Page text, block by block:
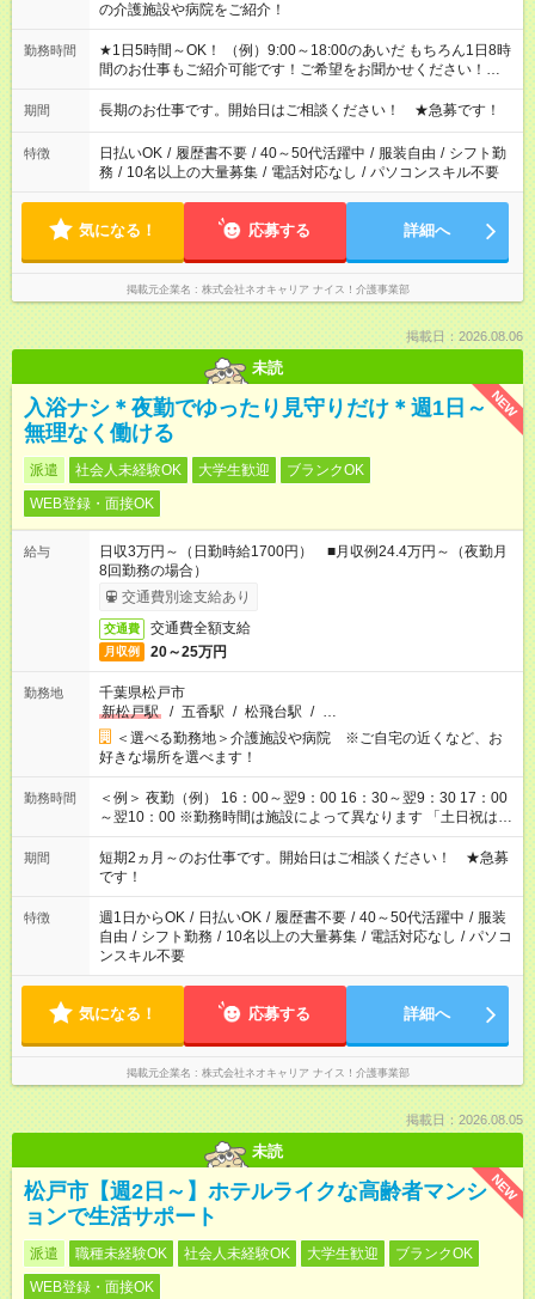
の介護施設や病院をご紹介！
勤務時間
★1日5時間～OK！ （例）9:00～18:00のあいだ もちろん1日8時
間のお仕事もご紹介可能です！ご希望をお聞かせください！★家
庭の都合でお休みが必要な場合も遠慮なくご相談ください。 ※
週最低15時間以上の勤務が必要です
期間 長期のお仕事です。開始日はご相談ください！ ★急募です！
特徴 日払いOK / 履歴書不要 / 40～50代活躍中 / 服装自由 / シフト勤
務 / 10名以上の大量募集 / 電話対応なし / パソコンスキル不要
気になる！ 応募する 詳細へ
掲載元企業名 株式会社ネオキャリア ナイス！介護事業部
掲載日：2026.08.06
未読
NEW
入浴ナシ＊夜勤でゆったり見守りだけ＊週1日～
無理なく働ける
派遣 社会人未経験OK 大学生歓迎
ブランクOK
WEB登録・面接OK
給与
日収3万円～（日勤時給1700円） ■月収例24.4万円～（夜勤月
8回勤務の場合）
交通費別途支給あり
交通費 交通費全額支給
月収例 20～25万円
勤務地
千葉県松戸市
新松戸駅
/ 五香駅 / 松飛台駅 / …
＜選べる勤務地＞介護施設や病院 ※ご自宅の近くなど、お
好きな場所を選べます！
勤務時間
＜例＞ 夜勤（例） 16：00～翌9：00 16：30～翌9：30 17：00
～翌10：00 ※勤務時間は施設によって異なります 「土日祝は休
みたい」 「しっかり稼ぎたい」 「もう少し遅い時間から始めた
い」など ご希望にあったお仕事をご案内いたします。 ※未経験
の方の場合は1～2ヶ月間は日中での仕事を経験いただき、 お
仕事に慣れてからの夜勤になります。 ★家庭の都合でお休みが
必要な場合も遠慮なくご相談ください。
期間
短期2ヵ月～のお仕事です。開始日はご相談ください！ ★急募
です！
特徴 週1日からOK / 日払いOK / 履歴書不要 / 40～50代活躍中 / 服装
自由 / シフト勤務 / 10名以上の大量募集 / 電話対応なし / パソコ
ンスキル不要
気になる！ 応募する 詳細へ
掲載元企業名 株式会社ネオキャリア ナイス！介護事業部
掲載日：2026.08.05
未読
NEW
松戸市【週2日～】ホテルライクな高齢者マンシ
ョンで生活サポート
派遣 職種未経験OK 社会人未経験OK 大学生歓迎
ブランクOK
WEB登録・面接OK